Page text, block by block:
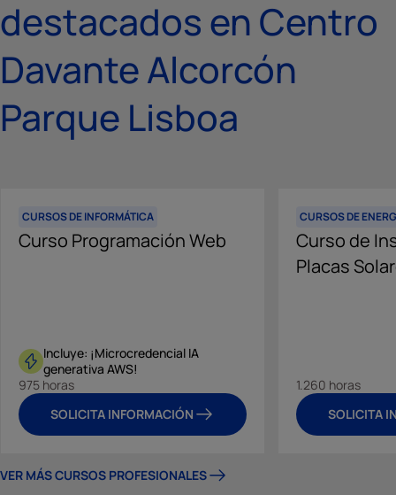
destacados en Centro
Davante Alcorcón
Parque Lisboa
CURSOS DE INFORMÁTICA
Curso Programación Web
Incluye: ¡Microcredencial IA
generativa AWS!
975 horas
SOLICITA INFORMACIÓN
CURSOS DE
Curso de
Placas
1.260 horas
SOLICITA
VER MÁS CURSOS PROFESIONALES